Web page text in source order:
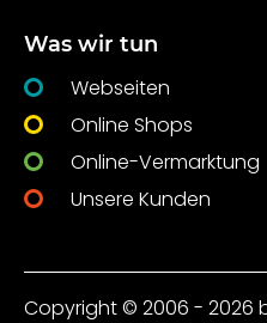
Was wir tun
Webseiten
Online Shops
Online-Vermarktung
Unsere Kunden
Copyright © 2006 - 2026